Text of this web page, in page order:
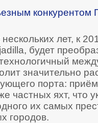
конкурентом
лет, к
будет
значительно
порта:
частных яхт, что
их самых
городов.